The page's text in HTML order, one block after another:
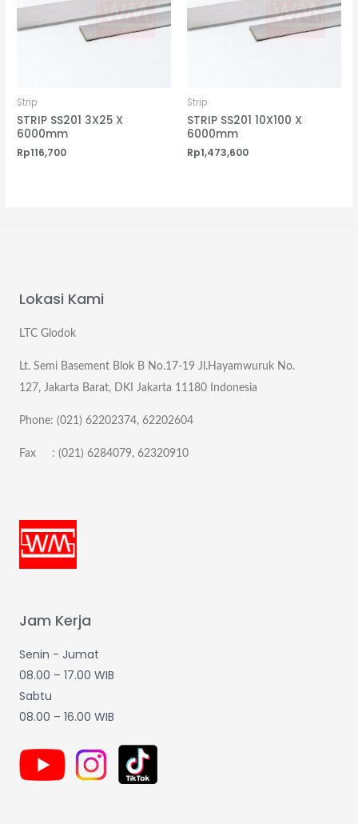
Strip
STRIP SS201 3X25 X
6000mm
Rp116,700
Strip
STRIP SS201 10X100 X
6000mm
Rp1,473,600
Lokasi Kami
LTC Glodok
Lt. Semi Basement Blok B No.17-19 Jl.Hayamwuruk No.
127, Jakarta Barat, DKI Jakarta 11180 Indonesia
Phone: (021) 62202374, 62202604
Fax : (021) 6284079, 62320910
Jam Kerja
Senin - Jumat
08.00 – 17.00 WIB
Sabtu
08.00 – 16.00 WIB